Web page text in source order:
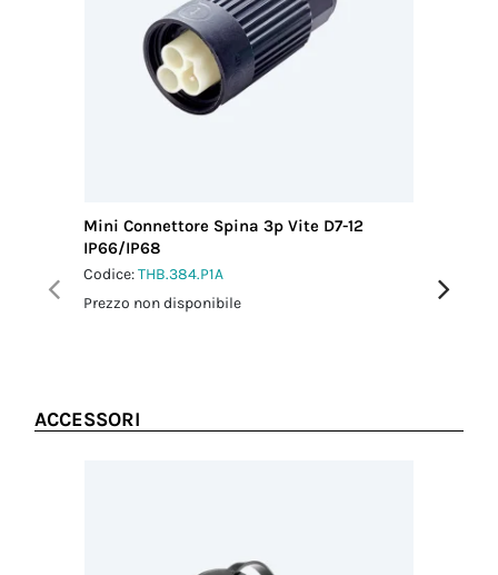
Mini Connettore Spina 3p Vite D7-12
IP66/IP68
Codice:THB.384.P1A
Prezzo non disponibile
Prezzo
ACCESSORI